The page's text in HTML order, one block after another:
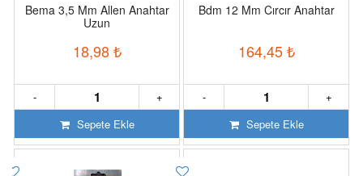
Bema 3,5 Mm Allen Anahtar
Uzun
18,98₺
+
-
Sepete Ekle
Bdm 12 Mm Cırcır Anahtar
164,45₺
+
-
Sepete Ekle